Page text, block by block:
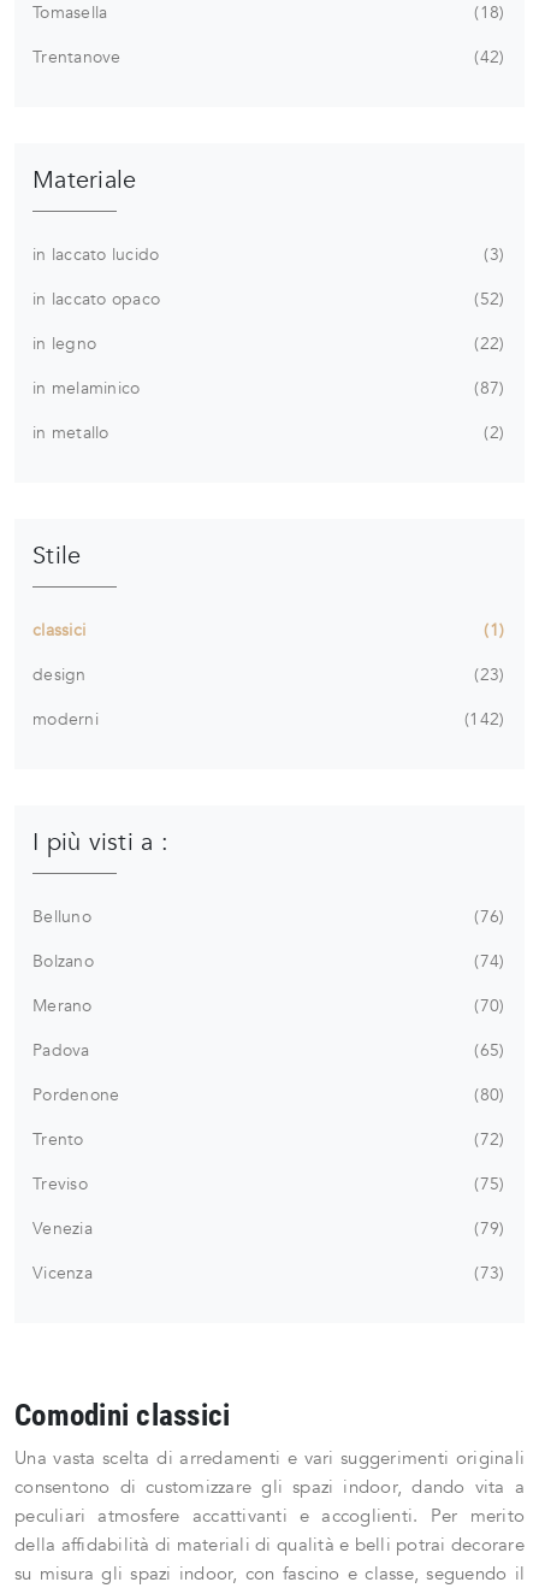
Tomasella
18
Trentanove
42
Materiale
in laccato lucido
3
in laccato opaco
52
in legno
22
in melaminico
87
in metallo
2
Stile
classici
1
design
23
moderni
142
I più visti a :
Belluno
76
Bolzano
74
Merano
70
Padova
65
Pordenone
80
Trento
72
Treviso
75
Venezia
79
Vicenza
73
Comodini classici
Una vasta scelta di arredamenti e vari suggerimenti originali
consentono di customizzare gli spazi indoor, dando vita a
peculiari atmosfere accattivanti e accoglienti. Per merito
della affidabilità di materiali di qualità e belli potrai decorare
su misura gli spazi indoor, con fascino e classe, seguendo il